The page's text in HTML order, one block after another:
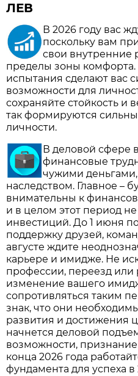
ЛЕВ
В 2026 году вас
поскольку вам
свои внутренние
пределы зоны комфорта.
испытания сделают вас
возможности для
сохраняйте стойкость и
так формируются
личности.
В деловой сфере
финансовые
чужими
наследством. Главное –
внимательны к
и в целом этот период
инвестиций. До 1 июня
поддержку друзей,
августе ждите
карьере и имидже. Не
профессии, переезд или
изменение вашего
сопротивляться таким
знак, что они
развития и достижения
начнется деловой
возможности,
конца 2026 года
фундамента для успеха в